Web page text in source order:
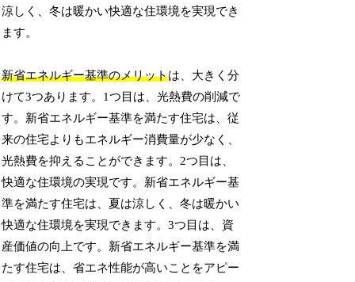
涼しく、冬は暖かい快適な住環境を実現でき
ます。
新省エネルギー基準のメリットは、大きく分
けて3つあります。1つ目は、光熱費の削減で
す。新省エネルギー基準を満たす住宅は、従
来の住宅よりもエネルギー消費量が少なく、
光熱費を抑えることができます。2つ目は、
快適な住環境の実現です。新省エネルギー基
準を満たす住宅は、夏は涼しく、冬は暖かい
快適な住環境を実現できます。3つ目は、資
産価値の向上です。新省エネルギー基準を満
たす住宅は、省エネ性能が高いことをアピー